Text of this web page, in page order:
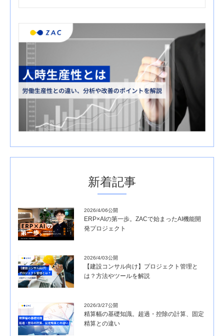
新着記事
2026/4/06公開
ERP×AIの第一歩。ZACで始まったAI機能開
発プロジェクト
2026/4/03公開
【建設コンサル向け】プロジェクト管理と
は？方法やツールを解説
2026/3/27公開
精算幅の基礎知識。超過・控除の計算、固定
精算との違い